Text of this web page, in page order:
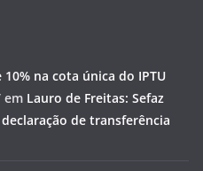
na cota única do IPTU
em Lauro de Freitas: Sefaz
de transferência